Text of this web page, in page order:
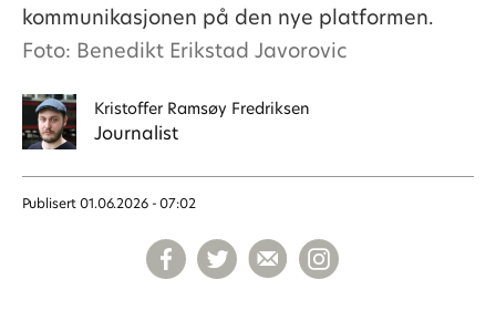
kommunikasjonen på den nye platformen.
Foto: Benedikt Erikstad Javorovic
Kristoffer Ramsøy Fredriksen
Journalist
Publisert 01.06.2026 - 07:02